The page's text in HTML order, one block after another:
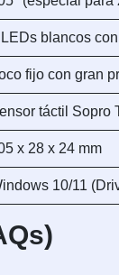
blancos
fijo con gran
táctil Sopro
x 28 x 24 mm
10/11